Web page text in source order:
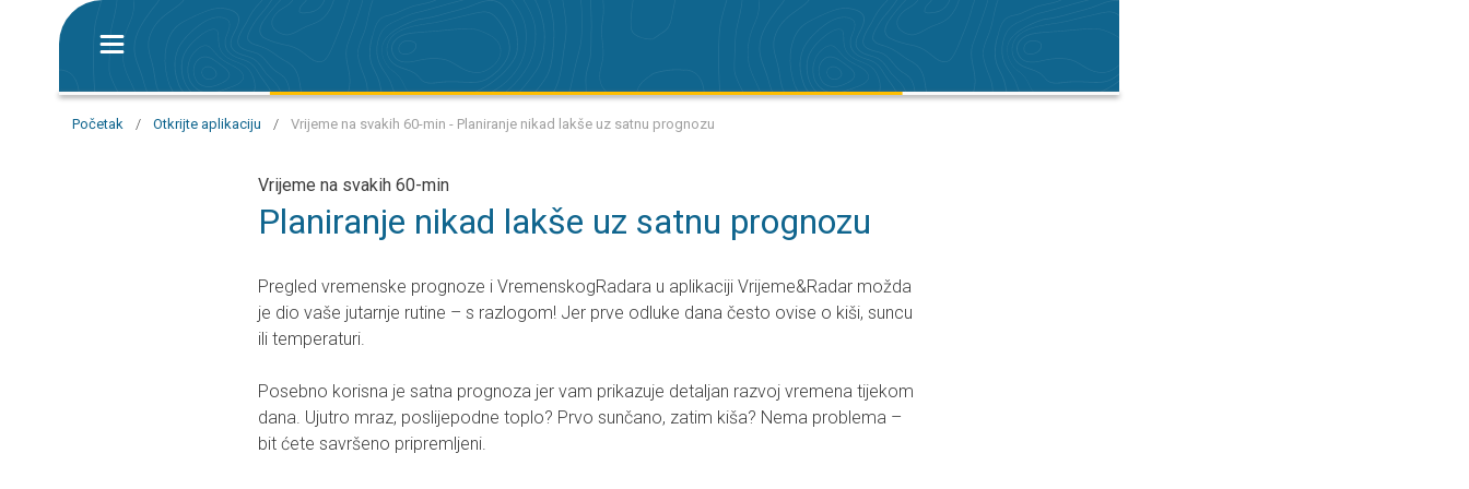
Početak / Otkrijte aplikaciju / Vrijeme na svakih 60-min - Planiranje nikad lakše uz satnu prognozu
Vrijeme na svakih 60-min
Planiranje nikad lakše uz satnu prognozu
Pregled vremenske prognoze i VremenskogRadara u aplikaciji Vrijeme&Radar možda
je dio vaše jutarnje rutine – s razlogom! Jer prve odluke dana često ovise o kiši, suncu
ili temperaturi.
Posebno korisna je satna prognoza jer vam prikazuje detaljan razvoj vremena tijekom
dana. Ujutro mraz, poslijepodne toplo? Prvo sunčano, zatim kiša? Nema problema –
bit ćete savršeno pripremljeni.